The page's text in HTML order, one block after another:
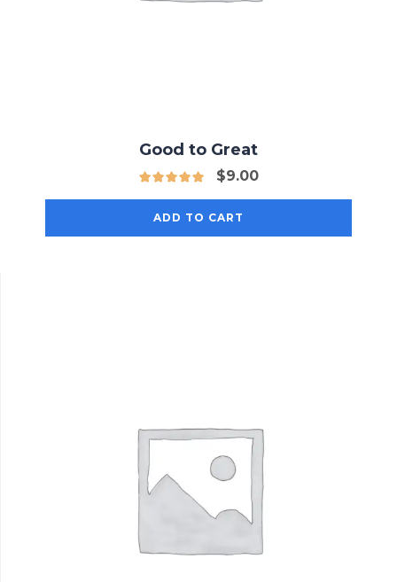
Good to Great
$9.00
ADD TO CART